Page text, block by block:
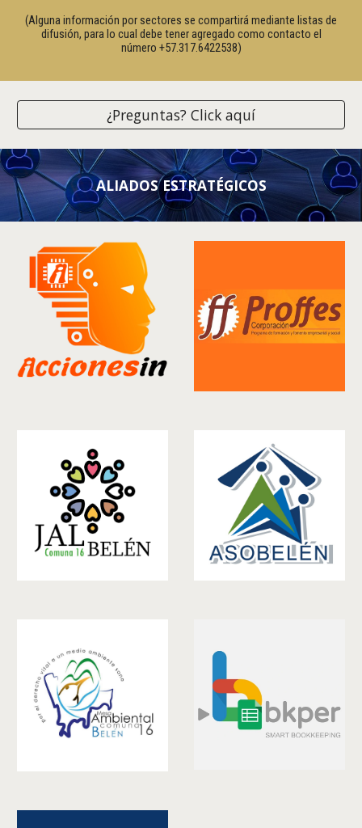
(Alguna información por sectores se compartirá mediante listas de
difusión, para lo cual debe tener agregado como contacto el
número +57.317.6422538)
¿Preguntas? Click aquí
ALIADOS ESTRATÉGICOS